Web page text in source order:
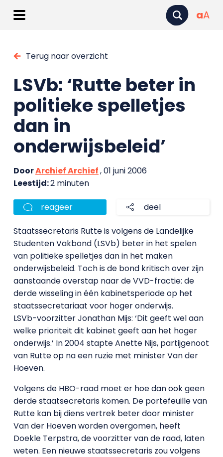
aA
Terug naar overzicht
LSVb: ‘Rutte beter in
politieke spelletjes
dan in
onderwijsbeleid’
DoorArchief Archief, 01 juni 2006
Leestijd:2 minuten
reageer deel
Staatssecretaris Rutte is volgens de Landelijke
Studenten Vakbond (LSVb) beter in het spelen
van politieke spelletjes dan in het maken
onderwijsbeleid. Toch is de bond kritisch over zijn
aanstaande overstap naar de VVD-fractie: de
derde wisseling in één kabinetsperiode op het
staatssecretariaat voor hoger onderwijs.
LSVb-voorzitter Jonathan Mijs: ‘Dit geeft wel aan
welke prioriteit dit kabinet geeft aan het hoger
onderwijs.’ In 2004 stapte Anette Nijs, partijgenoot
van Rutte op na een ruzie met minister Van der
Hoeven.
Volgens de HBO-raad moet er hoe dan ook geen
derde staatsecretaris komen. De portefeuille van
Rutte kan bij diens vertrek beter door minister
Van der Hoeven worden overgomen, heeft
Doekle Terpstra, de voorzitter van de raad, laten
weten. Een nieuwe staatssecretaris zou volgens